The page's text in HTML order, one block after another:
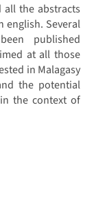
the abstracts
english. Several
published
at all those
in Malagasy
the potential
the context of